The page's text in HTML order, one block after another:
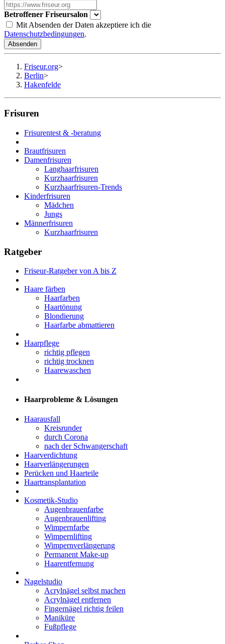
Betroffener Friseursalon
Mit Absenden der Daten akzeptiere ich die
Datenschutzbedingungen.
Absenden
Friseur.org>
Berlin>
Hakenfelde
Frisuren
Frisurentest & -beratung
Brautfrisuren
Damenfrisuren
Langhaarfrisuren
Kurzhaarfrisuren
Kurzhaarfrisuren-Trends
Kinderfrisuren
Mädchen
Jungs
Männerfrisuren
Kurzhaarfrisuren
Ratgeber
Friseur-Ratgeber von A bis Z
Haare färben
Haarfarben
Haartönung
Blondierung
Haarfarbe abmattieren
Haarpflege
richtig pflegen
richtig trocknen
Haarewaschen
Haarprobleme & Lösungen
Haarausfall
Kreisrunder
durch Corona
nach der Schwangerschaft
Haarverdichtung
Haarverlängerungen
Perücken und Haarteile
Haartransplantation
Kosmetik-Studio
Augenbrauenfarbe
Augenbrauenlifting
Wimpernfarbe
Wimpernlifting
Wimpernverlängerung
Permanent Make-up
Haarentfernung
Nagelstudio
Acrylnägel selbst machen
Acrylnägel entfernen
Fingernägel richtig feilen
Maniküre
Fußpflege